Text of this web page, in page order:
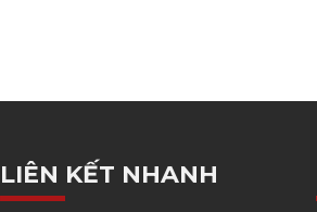
LIÊN KẾT NHANH